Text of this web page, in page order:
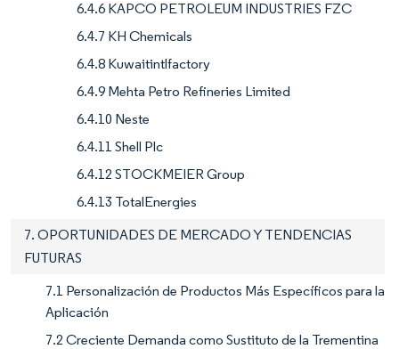
6.4.6 KAPCO PETROLEUM INDUSTRIES FZC
6.4.7 KH Chemicals
6.4.8 Kuwaitintlfactory
6.4.9 Mehta Petro Refineries Limited
6.4.10 Neste
6.4.11 Shell Plc
6.4.12 STOCKMEIER Group
6.4.13 TotalEnergies
7. OPORTUNIDADES DE MERCADO Y TENDENCIAS
FUTURAS
7.1 Personalización de Productos Más Específicos para la
Aplicación
7.2 Creciente Demanda como Sustituto de la Trementina